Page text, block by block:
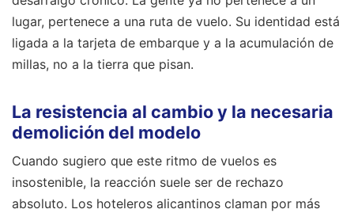
lugar, pertenece a una ruta de vuelo. Su identidad está
ligada a la tarjeta de embarque y a la acumulación de
millas, no a la tierra que pisan.
La resistencia al cambio y la necesaria
demolición del modelo
Cuando sugiero que este ritmo de vuelos es
insostenible, la reacción suele ser de rechazo
absoluto. Los hoteleros alicantinos claman por más